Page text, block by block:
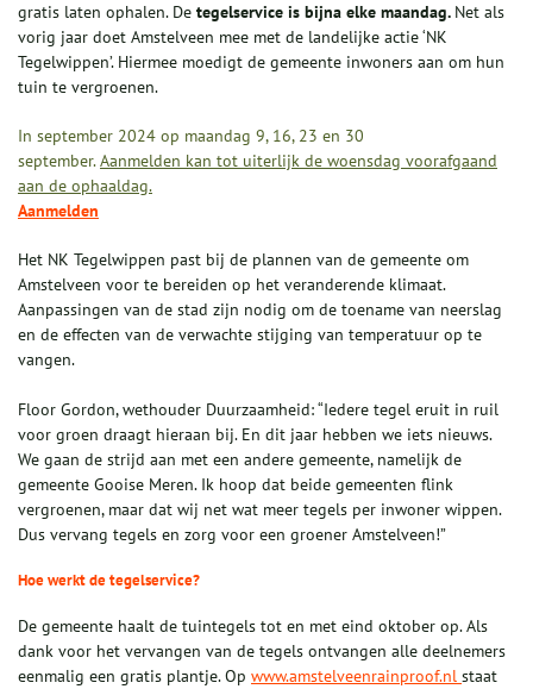
gratis laten ophalen. De tegelservice is bijna elke maandag. Net als
vorig jaar doet Amstelveen mee met de landelijke actie ‘NK
Tegelwippen’. Hiermee moedigt de gemeente inwoners aan om hun
tuin te vergroenen.
In september 2024 op maandag 9, 16, 23 en 30
september.Aanmelden kan tot uiterlijk de woensdag voorafgaand
aan de ophaaldag.
Aanmelden
Het NK Tegelwippen past bij de plannen van de gemeente om
Amstelveen voor te bereiden op het veranderende klimaat.
Aanpassingen van de stad zijn nodig om de toename van neerslag
en de effecten van de verwachte stijging van temperatuur op te
vangen.
Floor Gordon, wethouder Duurzaamheid: “Iedere tegel eruit in ruil
voor groen draagt hieraan bij. En dit jaar hebben we iets nieuws.
We gaan de strijd aan met een andere gemeente, namelijk de
gemeente Gooise Meren. Ik hoop dat beide gemeenten flink
vergroenen, maar dat wij net wat meer tegels per inwoner wippen.
Dus vervang tegels en zorg voor een groener Amstelveen!”
Hoe werkt de tegelservice?
De gemeente haalt de tuintegels tot en met eind oktober op. Als
dank voor het vervangen van de tegels ontvangen alle deelnemers
eenmalig een gratis plantje. Op www.amstelveenrainproof.nl staat